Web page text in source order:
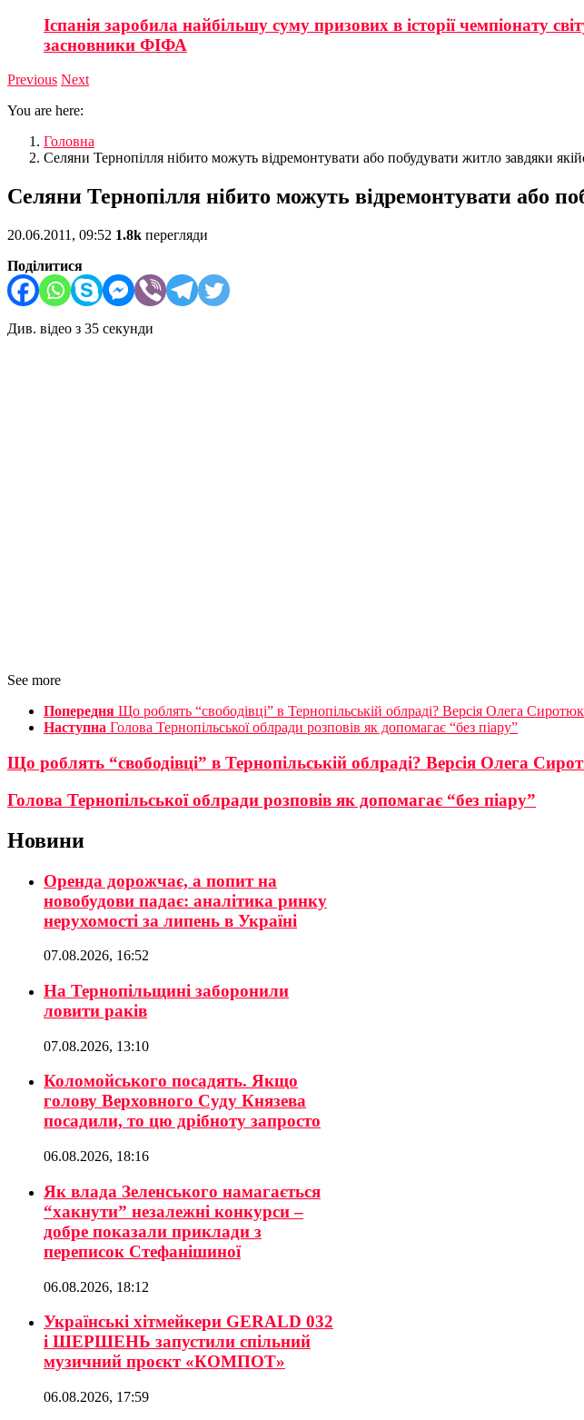
Іспанія заробила найбільшу суму призових в історії чемпіонату
засновники ФІФА
Previous Next
You are here:
Головна
Селяни Тернопілля нібито можуть відремонтувати або побудувати житло завдяки
Селяни Тернопілля нібито можуть відремонтувати або
20.06.2011, 09:52 1.8k перегляди
Поділитися
Див. відео з 35 секунди
See more
Попередня Що роблять “свободівці” в Тернопільській облраді? Версія Олега
Наступна Голова Тернопільської облради розповів як допомагає “без піару”
Що роблять “свободівці” в Тернопільській облраді? Версія Олега
Голова Тернопільської облради розповів як допомагає “без піару”
Новини
Оренда дорожчає, а попит на
новобудови падає: аналітика ринку
нерухомості за липень в Україні
07.08.2026, 16:52
На Тернопільщині заборонили
ловити раків
07.08.2026, 13:10
Коломойського посадять. Якщо
голову Верховного Суду Князева
посадили, то цю дрібноту запросто
06.08.2026, 18:16
Як влада Зеленського намагається
“хакнути” незалежні конкурси –
добре показали приклади з
переписок Стефанішиної
06.08.2026, 18:12
Українські хітмейкери GERALD 032
і ШЕРШЕНЬ запустили спільний
музичний проєкт «КОМПОТ»
06.08.2026, 17:59